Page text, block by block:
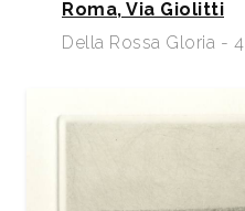
Roma, Via Giolitti
Della Rossa Gloria - 4